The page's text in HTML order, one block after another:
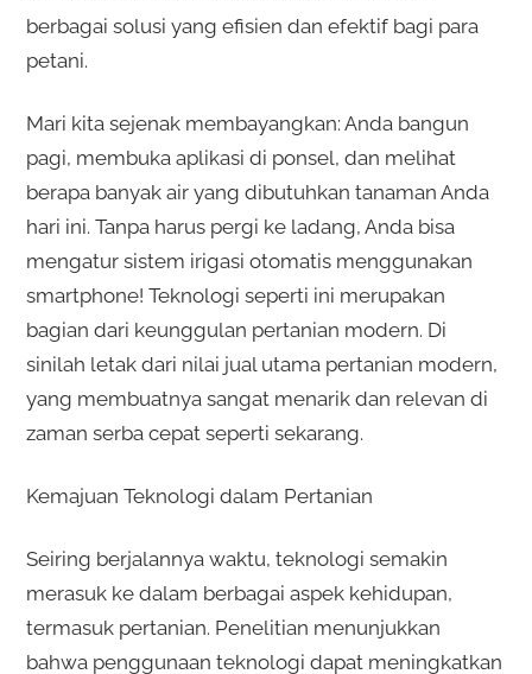
berbagai solusi yang efisien dan efektif bagi para
petani.
Mari kita sejenak membayangkan: Anda bangun
pagi, membuka aplikasi di ponsel, dan melihat
berapa banyak air yang dibutuhkan tanaman Anda
hari ini. Tanpa harus pergi ke ladang, Anda bisa
mengatur sistem irigasi otomatis menggunakan
smartphone! Teknologi seperti ini merupakan
bagian dari keunggulan pertanian modern. Di
sinilah letak dari nilai jual utama pertanian modern,
yang membuatnya sangat menarik dan relevan di
zaman serba cepat seperti sekarang.
Kemajuan Teknologi dalam Pertanian
Seiring berjalannya waktu, teknologi semakin
merasuk ke dalam berbagai aspek kehidupan,
termasuk pertanian. Penelitian menunjukkan
bahwa penggunaan teknologi dapat meningkatkan